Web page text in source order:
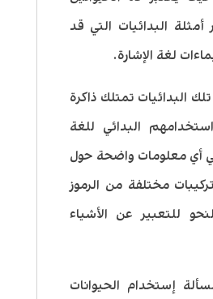
البدائيات التي قد
لغة الإشارة.
البدائيات تمتلك ذاكرة
البدائي للغة
أي معلومات واضحة حول
مختلفة من الرموز
للتعبير عن الأشياء
إستخدام الحيوانات